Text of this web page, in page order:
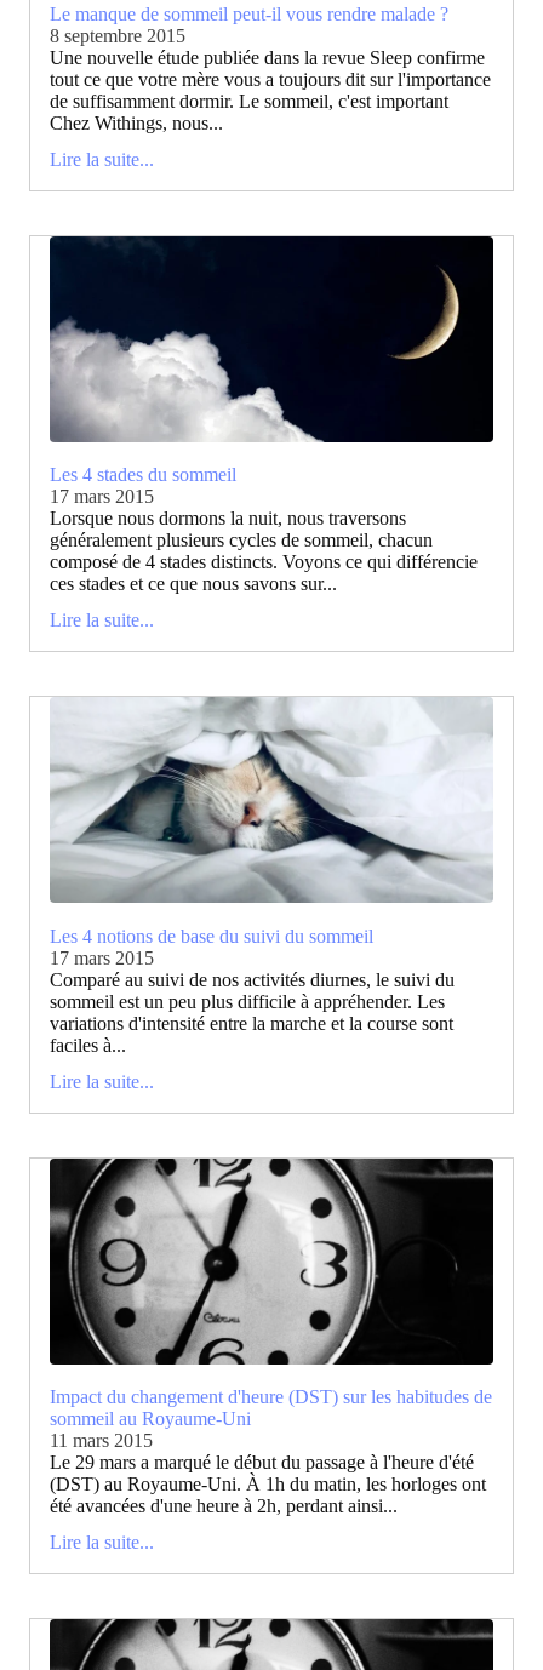
Le manque de sommeil peut-il vous rendre malade ?
8 septembre 2015
Une nouvelle étude publiée dans la revue Sleep confirme
tout ce que votre mère vous a toujours dit sur l'importance
de suffisamment dormir. Le sommeil, c'est important
Chez Withings, nous...
Lire la suite...
Les 4 stades du sommeil
17 mars 2015
Lorsque nous dormons la nuit, nous traversons
généralement plusieurs cycles de sommeil, chacun
composé de 4 stades distincts. Voyons ce qui différencie
ces stades et ce que nous savons sur...
Lire la suite...
Les 4 notions de base du suivi du sommeil
17 mars 2015
Comparé au suivi de nos activités diurnes, le suivi du
sommeil est un peu plus difficile à appréhender. Les
variations d'intensité entre la marche et la course sont
faciles à...
Lire la suite...
Impact du changement d'heure (DST) sur les habitudes de
sommeil au Royaume-Uni
11 mars 2015
Le 29 mars a marqué le début du passage à l'heure d'été
(DST) au Royaume-Uni. À 1h du matin, les horloges ont
été avancées d'une heure à 2h, perdant ainsi...
Lire la suite...